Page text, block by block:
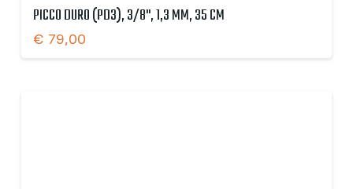
PICCO DURO (PD3), 3/8", 1,3 MM, 35 CM
€ 79,00